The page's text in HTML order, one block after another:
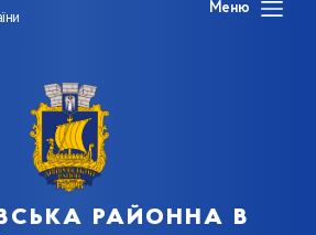
Меню
районна в